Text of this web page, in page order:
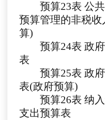
预算23表 公
预算管理的非税
算)
预算24表 政
表
预算25表 政
表(政府预算)
预算26表 纳
支出预算表